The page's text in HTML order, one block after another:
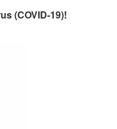
(COVID-19)!